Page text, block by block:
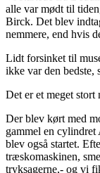
alle var mødt til
Birck. Det blev
nemmere, end hvis
Lidt forsinket til
ikke var den bedste,
Det er et meget stort
Der blev kørt med
gammel en
blev også startet.
træskomaskinen,
tryksagerne,- og vi